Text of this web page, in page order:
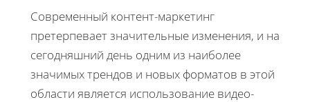
Современный контент-маркетинг
претерпевает значительные изменения, и на
сегодняшний день одним из наиболее
значимых трендов и новых форматов в этой
области является использование видео-